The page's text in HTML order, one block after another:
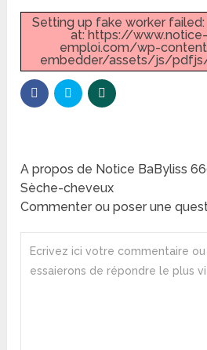
Setting up fake worker
at: https://
emploi.com/wp-
embedder/assets/js/pdfjs/
A propos de Notice BaByliss
Sèche-cheveux
Commenter ou poser une